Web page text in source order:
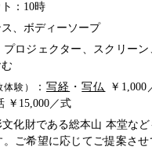
：10時
、ボディーソープ
ロジェクター、スクリーン
体験） ：写経 ・写仏 ￥1,000
￥15,000／式
化財である総本山 本堂など
ご希望に応じてご提案させ